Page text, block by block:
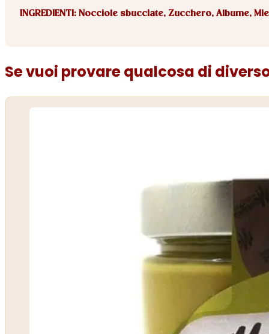
INGREDIENTI: Nocciole sbucciate, Zucchero, Albume,
Se vuoi provare qualcosa di